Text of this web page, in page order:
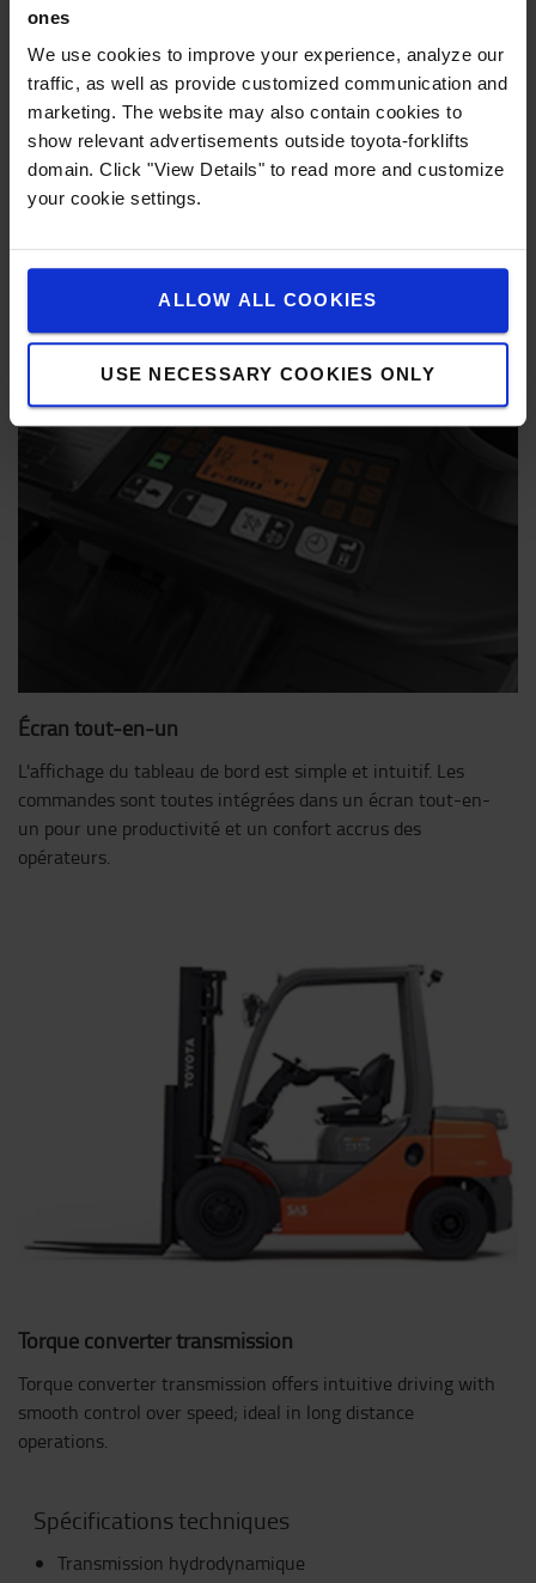
ones
We use cookies to improve your experience, analyze our
traffic, as well as provide customized communication and
marketing. The website may also contain cookies to
show relevant advertisements outside toyota-forklifts
domain. Click "View Details" to read more and customize
your cookie settings.
ALLOW ALL COOKIES
USE NECESSARY COOKIES ONLY
Excellente visibilité périphérique
Le mât et le toit de protection à vue dégagée garantissent
au cariste une excellente visibilité sur la charge et
l'environnement de travail.
Écran tout-en-un
L'affichage du tableau de bord est simple et intuitif. Les
commandes sont toutes intégrées dans un écran tout-en-
un pour une productivité et un confort accrus des
opérateurs.
Torque converter transmission
Torque converter transmission offers intuitive driving with
smooth control over speed; ideal in long distance
operations.
Spécifications techniques
Transmission hydrodynamique